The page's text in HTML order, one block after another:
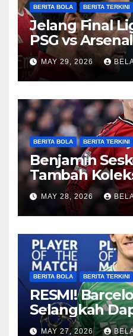
BERITA BOLA BERITA TERKINI
Jelang Final
PSG vs
Sengit
MAY 29, 2026
BERITA BOLA BERITA TERKINI
Benjamin
Tambah
2026/27
MAY 28, 2026
BERITA BOLA BERITA TERKINI
RESMI!
Selangkah
Anthony
MAY 27, 2026